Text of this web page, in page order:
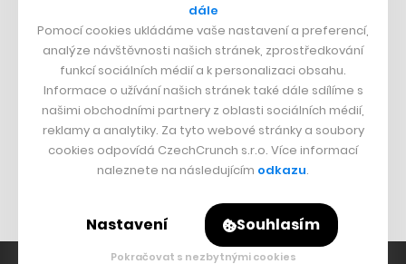
Francouzský šéfkuchař na Šumavě
Dva golfisti, co pečou
DESIGN
Bomma není tichá
Originální hodinky
Nábytek z betonu
dále
Pomocí cookies ukládáme vaše nastavení a preferencí,
analýze návštěvnosti našich stránek, zprostředkování
funkcí sociálních médií a k personalizaci obsahu.
Informace o užívání našich stránek také dále sdílíme s
našimi obchodními partnery z oblasti sociálních médií,
reklamy a analytiky. Za tyto webové stránky a soubory
cookies odpovídá CzechCrunch s.r.o. Více informací
naleznete na následujícím odkazu.
Nastavení Souhlasím
Pokračovat s nezbytnými cookies